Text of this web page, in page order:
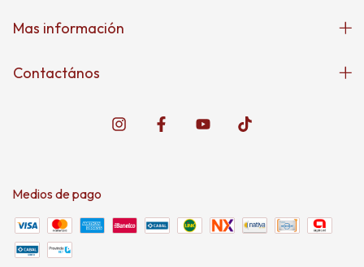
Mas información
Contactános
Medios de pago